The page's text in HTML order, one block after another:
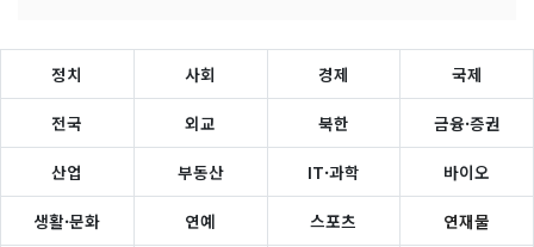
정치 사회 경제 국제
전국 외교 북한 금융·증권
산업 부동산 IT·과학 바이오
생활·문화 연예 스포츠 연재물